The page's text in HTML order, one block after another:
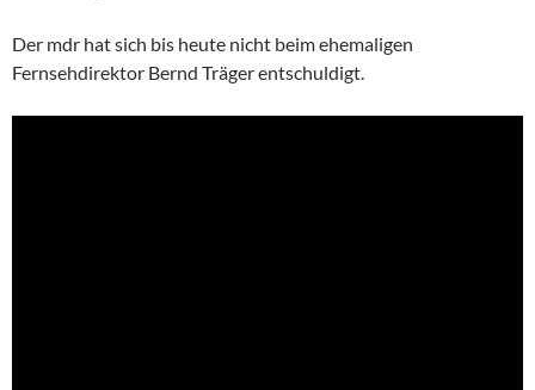
Der mdr hat sich bis heute nicht beim ehemaligen
Fernsehdirektor Bernd Träger entschuldigt.